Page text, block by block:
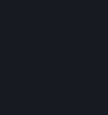
медленно тянутся зомби,
защитить свое жилище.
постепенно
приближаются. В итоге –
собой отдельных